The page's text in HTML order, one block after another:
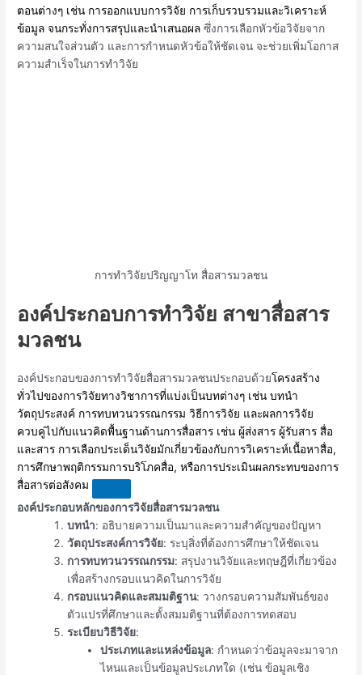
ตอนต่างๆ เช่น การออกแบบการวิจัย การเก็บรวบรวมและวิเคราะห์
ข้อมูล จนกระทั่งการสรุปและนำเสนอผล ซึ่งการเลือกหัวข้อวิจัยจาก
ความสนใจส่วนตัว และการกำหนดหัวข้อให้ชัดเจน จะช่วยเพิ่มโอกาส
ความสำเร็จในการทำวิจัย
การทำวิจัยปริญญาโท สื่อสารมวลชน
องค์ประกอบการทำวิจัย สาขาสื่อสาร
มวลชน
องค์ประกอบของการทำวิจัยสื่อสารมวลชนประกอบด้วยโครงสร้าง
ทั่วไปของการวิจัยทางวิชาการที่แบ่งเป็นบทต่างๆ เช่น บทนำ
วัตถุประสงค์ การทบทวนวรรณกรรม วิธีการวิจัย และผลการวิจัย
ควบคู่ไปกับแนวคิดพื้นฐานด้านการสื่อสาร เช่น ผู้ส่งสาร ผู้รับสาร สื่อ
และสาร การเลือกประเด็นวิจัยมักเกี่ยวข้องกับการวิเคราะห์เนื้อหาสื่อ,
การศึกษาพฤติกรรมการบริโภคสื่อ, หรือการประเมินผลกระทบของการ
สื่อสารต่อสังคม
องค์ประกอบหลักของการวิจัยสื่อสารมวลชน
บทนำ: อธิบายความเป็นมาและความสำคัญของปัญหา
วัตถุประสงค์การวิจัย: ระบุสิ่งที่ต้องการศึกษาให้ชัดเจน
การทบทวนวรรณกรรม: สรุปงานวิจัยและทฤษฎีที่เกี่ยวข้อง
เพื่อสร้างกรอบแนวคิดในการวิจัย
กรอบแนวคิดและสมมติฐาน: วางกรอบความสัมพันธ์ของ
ตัวแปรที่ศึกษาและตั้งสมมติฐานที่ต้องการทดสอบ
ระเบียบวิธีวิจัย:
ประเภทและแหล่งข้อมูล: กำหนดว่าข้อมูลจะมาจาก
ไหนและเป็นข้อมูลประเภทใด (เช่น ข้อมูลเชิง